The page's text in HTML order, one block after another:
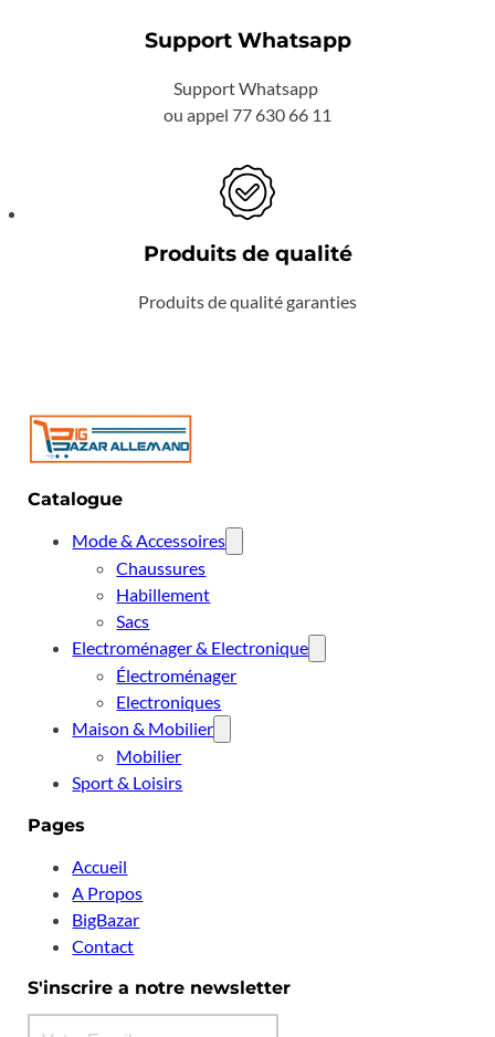
Support Whatsapp
Support Whatsapp
ou appel 77 630 66 11
Produits de qualité
Produits de qualité garanties
Catalogue
Mode & Accessoires
Chaussures
Habillement
Sacs
Electroménager & Electronique
Électroménager
Electroniques
Maison & Mobilier
Mobilier
Sport & Loisirs
Pages
Accueil
A Propos
BigBazar
Contact
S'inscrire a notre newsletter